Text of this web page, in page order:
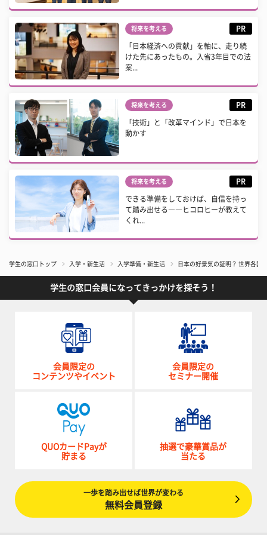
将来を考える PR
「日本経済への貢献」を軸に、走り続
けた先にあったもの。入省3年目での法
案...
将来を考える PR
「技術」と「改革マインド」で日本を
動かす
将来を考える PR
できる準備をしておけば、自信を持っ
て踏み出せる――ヒコロヒーが教えて
くれ...
学生の窓口トップ 入学・新生活 入学準備・新生活 日本の好景気の証明？ 世界各国
学生の窓口会員になってきっかけを探そう！
会員限定の
コンテンツやイベント
会員限定の
セミナー開催
QUOカードPayが
貯まる
抽選で豪華賞品が
当たる
一歩を踏み出せば世界が変わる
無料会員登録